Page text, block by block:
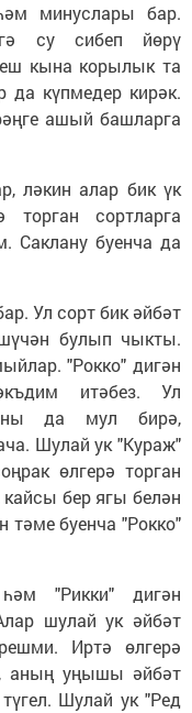
минуслары бар.
су сибеп йөрү
еш кына корылык та
да күпмедер кирәк.
ашый башларга
ләкин алар бик үк
сортларга
Саклану буенча да
Ул сорт бик әйбәт
булып чыкты.
"Рокко" дигән
итәбез. Ул
да мул бирә,
Шулай ук "Кураж"
өлгерә торган
бер ягы белән
тәме буенча "Рокко"
"Рикки" дигән
шулай ук әйбәт
Иртә өлгерә
аның уңышы әйбәт
Шулай ук "Ред